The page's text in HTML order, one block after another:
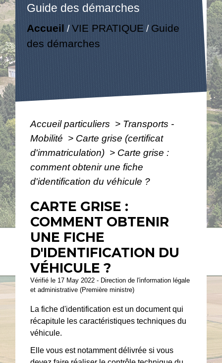
Guide des démarches
Accueil /VIE PRATIQUE / Guide
des démarches
Accueil particuliers > Transports -
Mobilité > Carte grise (certificat
d'immatriculation) > Carte grise :
comment obtenir une fiche
d'identification du véhicule ?
CARTE GRISE :
COMMENT OBTENIR
UNE FICHE
D'IDENTIFICATION DU
VÉHICULE ?
Vérifié le 17 May 2022 - Direction de l'information légale
et administrative (Première ministre)
La fiche d'identification est un document qui
récapitule les caractéristiques techniques du
véhicule.
Elle vous est notamment délivrée si vous